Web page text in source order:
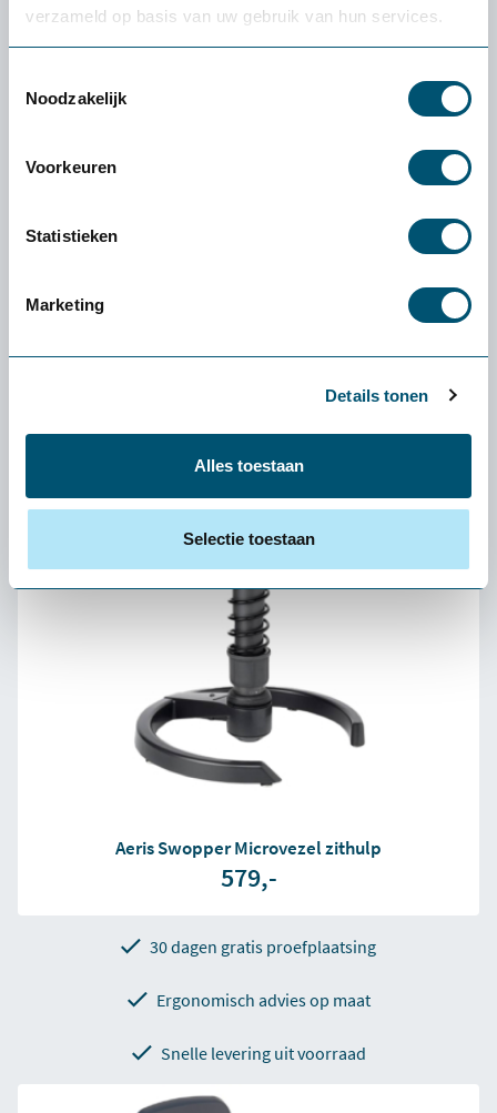
verzameld op basis van uw gebruik van hun services.
Noodzakelijk
Voorkeuren
Statistieken
Marketing
Details tonen
Alles toestaan
Selectie toestaan
Office Jumper balans ergonomische zadelkruk
Aeris Swopper Microvezel zithulp
579,-
30 dagen gratis proefplaatsing
Ergonomisch advies op maat
Snelle levering uit voorraad